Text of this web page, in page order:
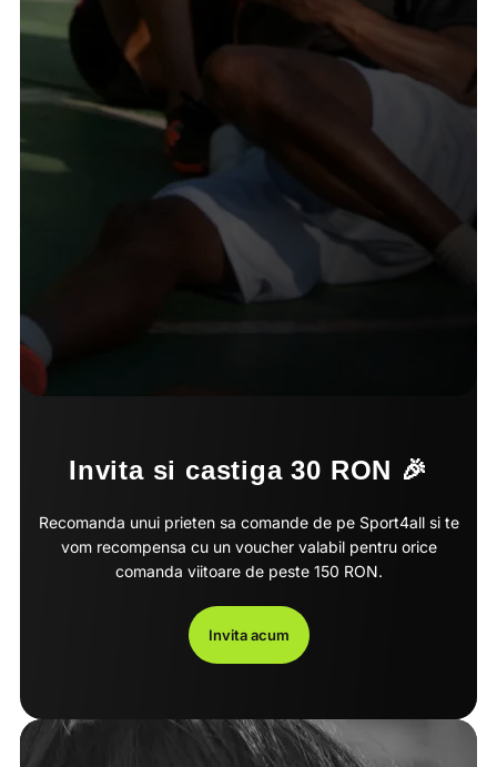
Invita si castiga 30 RON 🎉
Recomanda unui prieten sa comande de pe Sport4all si te
vom recompensa cu un voucher valabil pentru orice
comanda viitoare de peste 150 RON.
Invita acum